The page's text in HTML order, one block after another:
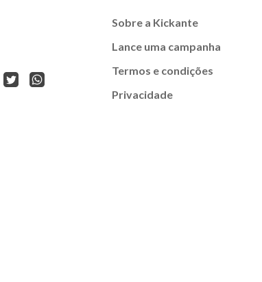
Sobre a Kickante
Lance uma campanha
Termos e condições
Privacidade